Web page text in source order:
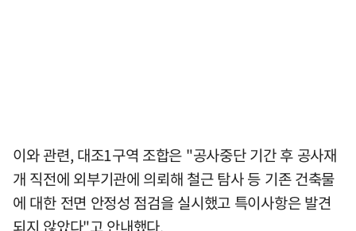
이와 관련, 대조1구역 조합은 "공사중단 기간 후 공사재
개 직전에 외부기관에 의뢰해 철근 탐사 등 기존 건축물
에 대한 전면 안정성 점검을 실시했고 특이사항은 발견
되지 않았다"고 안내했다.